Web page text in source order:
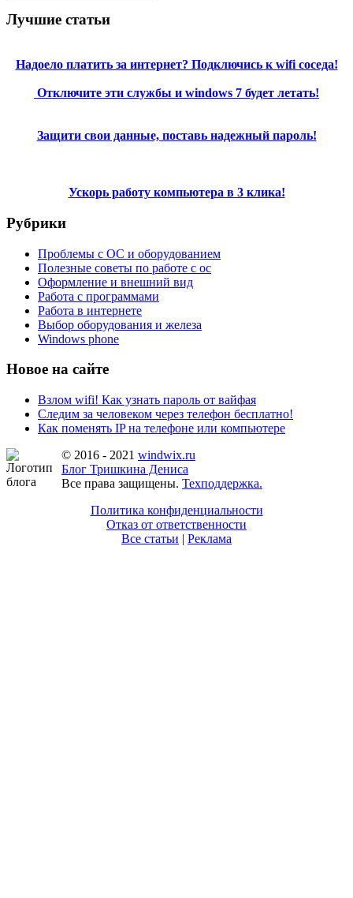
Лучшие статьи
Надоело платить за интернет? Подключись к wifi соседа!
Отключите эти службы и windows 7 будет летать!
Защити свои данные, поставь надежный пароль!
Ускорь работу компьютера в 3 клика!
Рубрики
Проблемы с ОС и оборудованием
Полезные советы по работе с ос
Оформление и внешний вид
Работа с программами
Работа в интернете
Выбор оборудования и железа
Windows phone
Новое на сайте
Взлом wifi! Как узнать пароль от вайфая
Следим за человеком через телефон бесплатно!
Как поменять IP на телефоне или компьютере
© 2016 - 2021 windwix.ru
Блог Тришкина Дениса
Все права защищены. Техподдержка.
Политика конфиденциальности
Отказ от ответственности
Все статьи | Реклама